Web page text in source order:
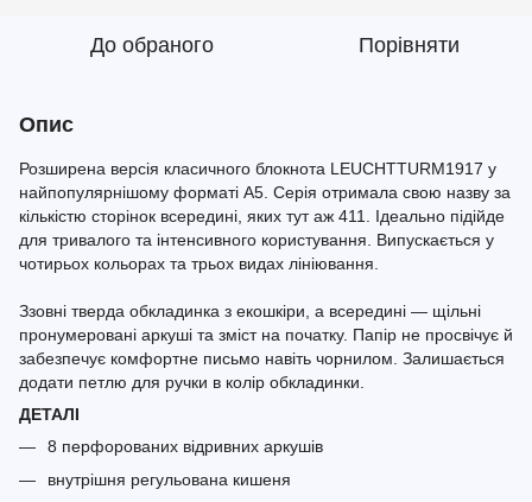
До обраного Порівняти
Опис
Розширена версія класичного блокнота LEUCHTTURM1917 у
найпопулярнішому форматі A5. Серія отримала свою назву за
кількістю сторінок всередині, яких тут аж 411. Ідеально підійде
для тривалого та інтенсивного користування. Випускається у
чотирьох кольорах та трьох видах лініювання.
Ззовні тверда обкладинка з екошкіри, а всередині — щільні
пронумеровані аркуші та зміст на початку. Папір не просвічує й
забезпечує комфортне письмо навіть чорнилом. Залишається
додати петлю для ручки в колір обкладинки.
ДЕТАЛІ
8 перфорованих відривних аркушів
внутрішня регульована кишеня